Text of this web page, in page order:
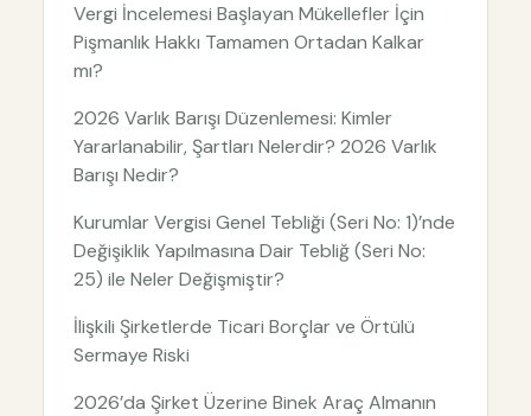
Vergi İncelemesi Başlayan Mükellefler İçin
Pişmanlık Hakkı Tamamen Ortadan Kalkar
mı?
2026 Varlık Barışı Düzenlemesi: Kimler
Yararlanabilir, Şartları Nelerdir? 2026 Varlık
Barışı Nedir?
Kurumlar Vergisi Genel Tebliği (Seri No: 1)’nde
Değişiklik Yapılmasına Dair Tebliğ (Seri No:
25) ile Neler Değişmiştir?
İlişkili Şirketlerde Ticari Borçlar ve Örtülü
Sermaye Riski
2026’da Şirket Üzerine Binek Araç Almanın